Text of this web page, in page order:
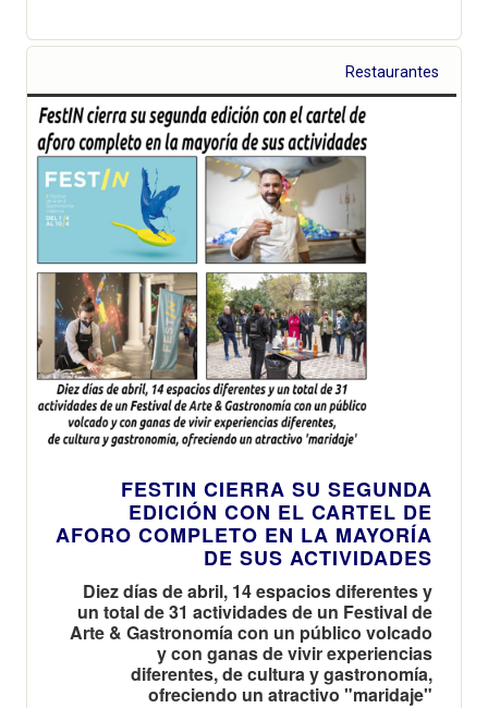
Restaurantes
FESTIN CIERRA SU SEGUNDA
EDICIÓN CON EL CARTEL DE
AFORO COMPLETO EN LA MAYORÍA
DE SUS ACTIVIDADES
Diez días de abril, 14 espacios diferentes y
un total de 31 actividades de un Festival de
Arte & Gastronomía con un público volcado
y con ganas de vivir experiencias
diferentes, de cultura y gastronomía,
ofreciendo un atractivo "maridaje"